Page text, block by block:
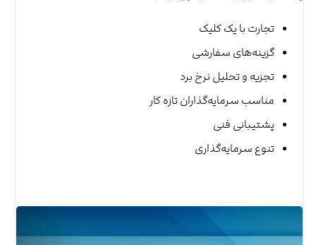
تجارت با یک کلیک
گزینه‌های سفارشی
تجزیه و تحلیل نرخ برد
مناسب سرمایه‌گذاران تازه کار
پشتیبانی فنی
تنوع سرمایه‌گذاری